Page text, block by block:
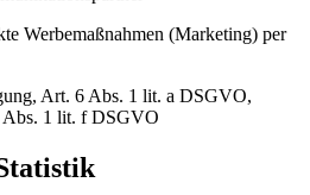
Werbemaßnahmen (Marketing) per
Art. 6 Abs. 1 lit. a DSGVO,
Abs. 1 lit. f DSGVO